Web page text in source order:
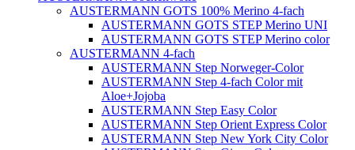
AUSTERMANN GOTS 100% Merino 4-fach
AUSTERMANN GOTS STEP Merino UNI
AUSTERMANN GOTS STEP Merino color
AUSTERMANN 4-fach
AUSTERMANN Step Norweger-Color
AUSTERMANN Step 4-fach Color mit
Aloe+Jojoba
AUSTERMANN Step Easy Color
AUSTERMANN Step Orient Express Color
AUSTERMANN Step New York City Color